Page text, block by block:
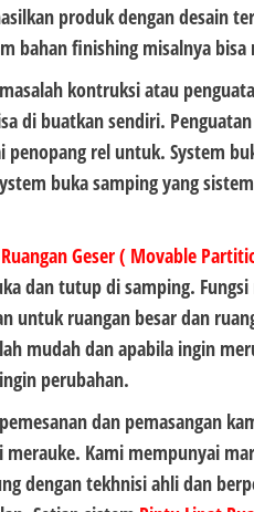
produk dengan desain
bahan finishing misalnya
kontruksi atau
di buatkan sendiri.
penopang rel untuk. System
buka samping yang
Geser ( Movable
dan tutup di samping.
untuk ruangan besar dan
mudah dan apabila ingin
perubahan.
dan pemasangan
merauke. Kami mempunyai
dengan tekhnisi ahli dan